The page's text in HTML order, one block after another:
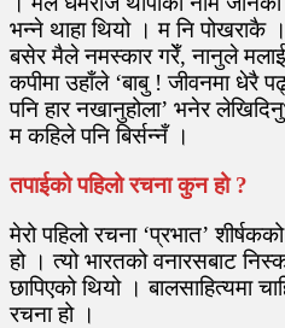
भन्ने थाहा थियो । म नि पोखराकै
बसेर मैले नमस्कार गरेँ, नानुले
कपीमा उहाँले ‘बाबु ! जीवनमा धेरै
पनि हार नखानुहोला’ भनेर
म कहिले पनि बिर्सन्नँ ।
तपाईको पहिलो रचना कुन हो ?
मेरो पहिलो रचना ‘प्रभात’
हो । त्यो भारतको वनारसबाट
छापिएको थियो । बालसाहित्यमा
रचना हो ।